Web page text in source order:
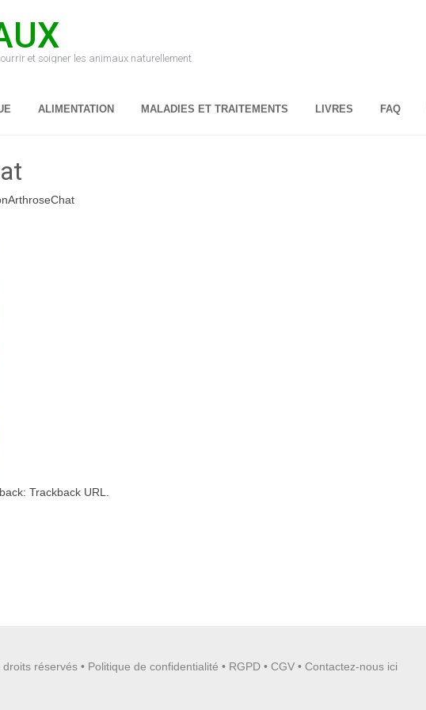
et soigner les animaux naturellement
ALIMENTATION MALADIES ET TRAITEMENTS LIVRES FAQ
Trackback URL
droits réservés • Politique de confidentialité • RGPD • CGV • Contactez-nous ici